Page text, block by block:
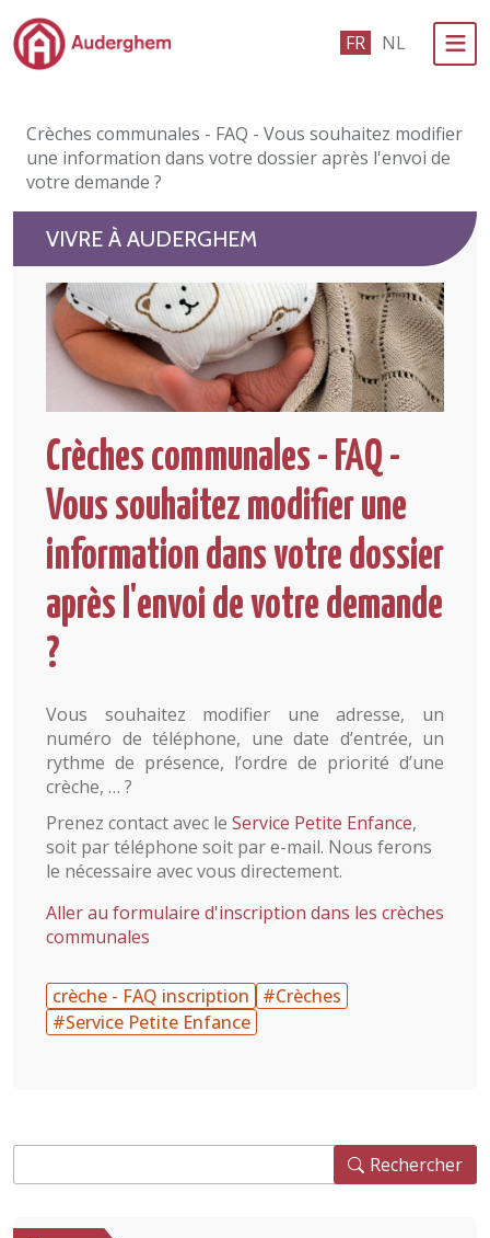
Passer au contenu principal FR NL
Événements et vie associative
eGuichet
Vivre à Auderghem
En 1 clic
Crèches communales - FAQ - Vous souhaitez modifier
une information dans votre dossier après l'envoi de
votre demande ?
VIVRE À AUDERGHEM
Crèches communales - FAQ -
Vous souhaitez modifier une
information dans votre dossier
après l'envoi de votre demande
?
Vous souhaitez modifier une adresse, un
numéro de téléphone, une date d’entrée, un
rythme de présence, l’ordre de priorité d’une
crèche, … ?
Prenez contact avec le Service Petite Enfance,
soit par téléphone soit par e-mail. Nous ferons
le nécessaire avec vous directement.
Aller au formulaire d'inscription dans les crèches
communales
crèche - FAQ inscription
#Crèches
#Service Petite Enfance
Rechercher